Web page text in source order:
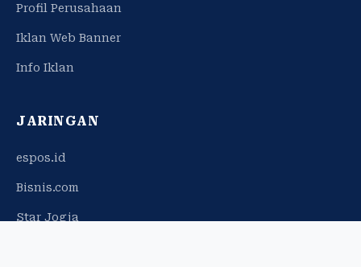
Profil Perusahaan
Iklan Web Banner
Info Iklan
JARINGAN
espos.id
Bisnis.com
Star Jogja